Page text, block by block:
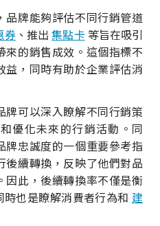
品牌能夠評估不同行銷管道
券 、推出集點卡 等旨在吸引
來的銷售成效。這個指標不
，同時有助於企業評估消
可以深入瞭解不同行銷策
優化未來的行銷活動。同
牌忠誠度的一個重要參考指
續轉換，反映了他們對品
因此，後續轉換率不僅是衡
也是瞭解消費者行為和 建